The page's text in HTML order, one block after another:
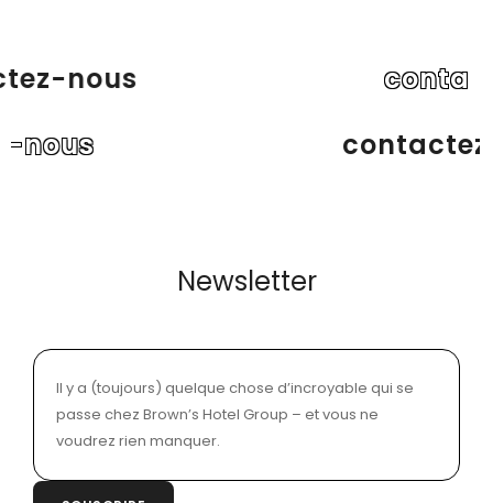
contactez-nous
contactez-nous
Newsletter
Il y a (toujours) quelque chose d’incroyable qui se
passe chez Brown’s Hotel Group – et vous ne
voudrez rien manquer.